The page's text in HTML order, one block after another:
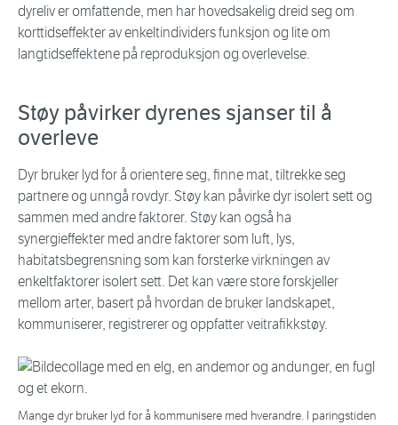
dyreliv er omfattende, men har hovedsakelig dreid seg om
korttidseffekter av enkeltindividers funksjon og lite om
langtidseffektene på reproduksjon og overlevelse.
Støy påvirker dyrenes sjanser til å
overleve
Dyr bruker lyd for å orientere seg, finne mat, tiltrekke seg
partnere og unngå rovdyr. Støy kan påvirke dyr isolert sett og
sammen med andre faktorer. Støy kan også ha
synergieffekter med andre faktorer som luft, lys,
habitatsbegrensning som kan forsterke virkningen av
enkeltfaktorer isolert sett. Det kan være store forskjeller
mellom arter, basert på hvordan de bruker landskapet,
kommuniserer, registrerer og oppfatter veitrafikkstøy.
Mange dyr bruker lyd for å kommunisere med hverandre. I paringstiden